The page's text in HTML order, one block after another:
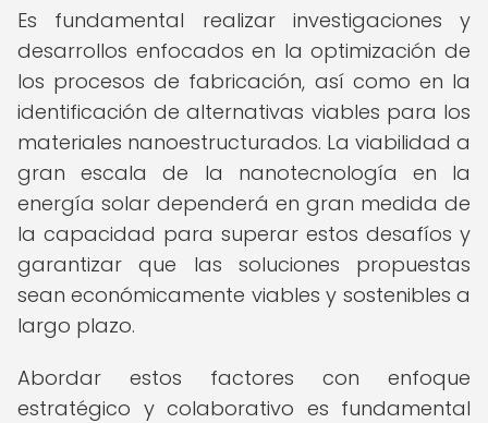
Es fundamental realizar investigaciones y
desarrollos enfocados en la optimización de
los procesos de fabricación, así como en la
identificación de alternativas viables para los
materiales nanoestructurados. La viabilidad a
gran escala de la nanotecnología en la
energía solar dependerá en gran medida de
la capacidad para superar estos desafíos y
garantizar que las soluciones propuestas
sean económicamente viables y sostenibles a
largo plazo.
Abordar estos factores con enfoque
estratégico y colaborativo es fundamental